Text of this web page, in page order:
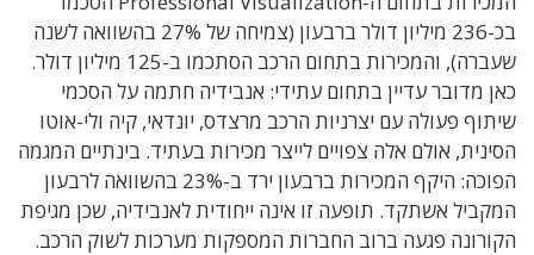
בכ-236 מיליון דולר ברבעון (צמיחה של 27% בהשוואה לשנה
שעברה), והמכירות בתחום הרכב הסתכמו ב-125 מיליון דולר.
כאן מדובר עדיין בתחום עתידי: אנבידיה חתמה על הסכמי
שיתוף פעולה עם יצרניות הרכב מרצדס, יונדאי, קיה ולי-אוטו
הסינית, אולם אלה צפויים לייצר מכירות בעתיד. בינתיים המגמה
הפוכה: היקף המכירות ברבעון ירד ב-23% בהשוואה לרבעון
המקביל אשתקד. תופעה זו אינה ייחודית לאנבידיה, שכן מגיפת
הקורונה פגעה ברוב החברות המספקות מערכות לשוק הרכב.